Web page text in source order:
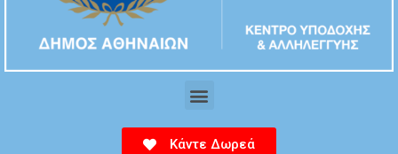
Κάντε Δωρεά